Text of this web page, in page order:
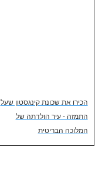
הכירו את שכונת קינגסטון שעל
התמזה - עיר הולדתה של
המלוכה הבריטית